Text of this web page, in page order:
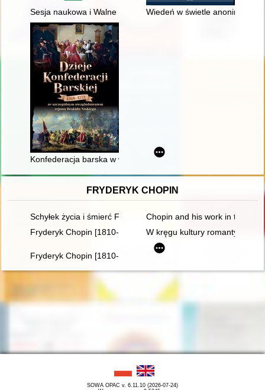
Sesja naukowa i Walne Zgromadzenie Stowarzyszenia
Wiedeń w świetle
Konfederacja barska w województwie krakowskim ze
FRYDERYK CHOPIN
Schyłek życia i śmierć Fryderyka Chopina [1810-1849]
Chopin and his work in the
Fryderyk Chopin [1810-1849]. Ród i nazwisko jakiego nie
W kręgu kultury romantycznej.
Fryderyk Chopin [1810-1849]
SOWA OPAC v. 6.11.10 (2026-07-24)